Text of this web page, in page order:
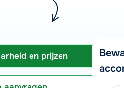
en prijzen